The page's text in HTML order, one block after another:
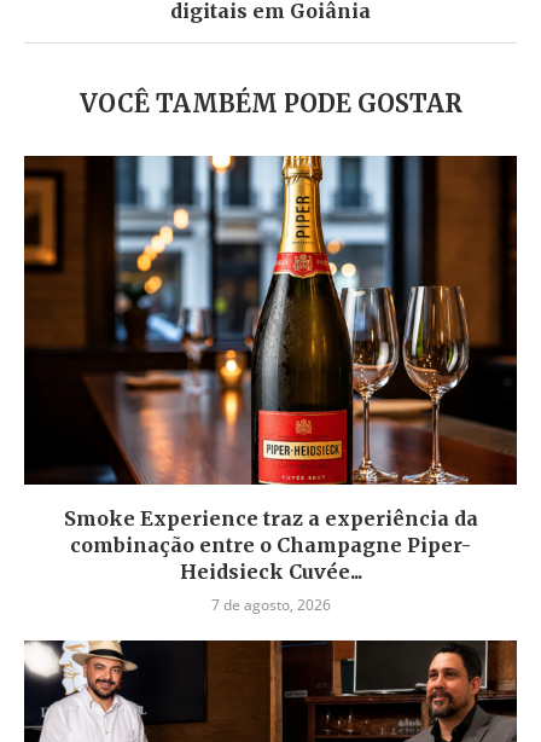
digitais em Goiânia
VOCÊ TAMBÉM PODE GOSTAR
Smoke Experience traz a experiência da
combinação entre o Champagne Piper-
Heidsieck Cuvée...
7 de agosto, 2026